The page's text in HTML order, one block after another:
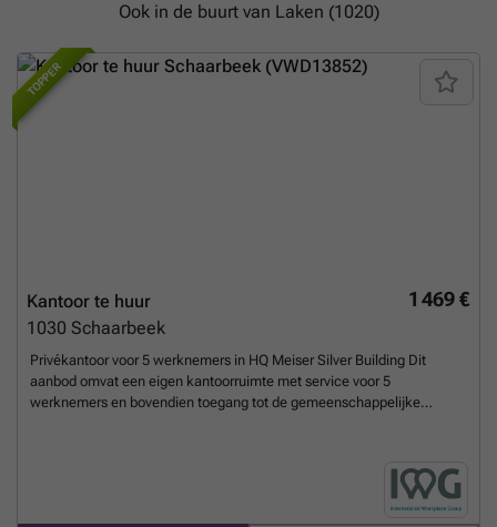
Ook in de buurt van Laken (1020)
TOPPER
1 469 €
Kantoor te huur
1030 Schaarbeek
Privékantoor voor 5 werknemers in HQ Meiser Silver Building Dit
aanbod omvat een eigen kantoorruimte met service voor 5
werknemers en bovendien toegang tot de gemeenschappelijke
inspirerende kantoorruimte voor vijf, ontworpen om teams te helpen